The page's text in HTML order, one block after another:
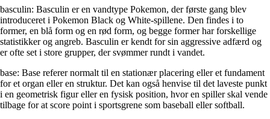
basculin: Basculin er en vandtype Pokemon, der første gang blev
introduceret i Pokemon Black og White-spillene. Den findes i to
former, en blå form og en rød form, og begge former har forskellige
statistikker og angreb. Basculin er kendt for sin aggressive adfærd og
er ofte set i store grupper, der svømmer rundt i vandet.
base: Base referer normalt til en stationær placering eller et fundament
for et organ eller en struktur. Det kan også henvise til det laveste punkt
i en geometrisk figur eller en fysisk position, hvor en spiller skal vende
tilbage for at score point i sportsgrene som baseball eller softball.